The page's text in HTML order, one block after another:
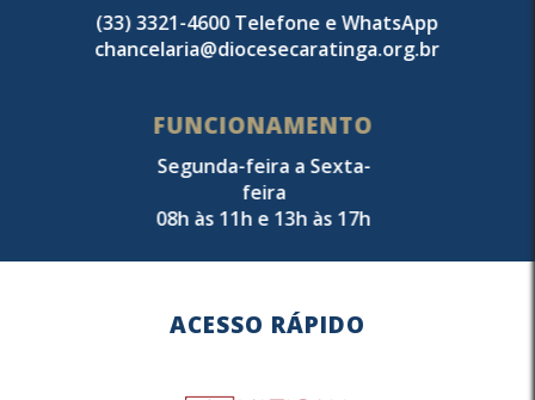
(33) 3321-4600 Telefone e WhatsApp
chancelaria@diocesecaratinga.org.br
FUNCIONAMENTO
Segunda-feira a Sexta-
feira
08h às 11h e 13h às 17h
ACESSO RÁPIDO